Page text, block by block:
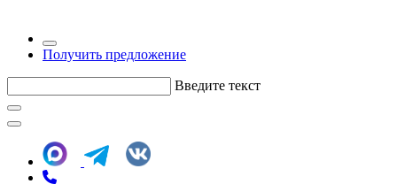
Получить предложение
Введите текст